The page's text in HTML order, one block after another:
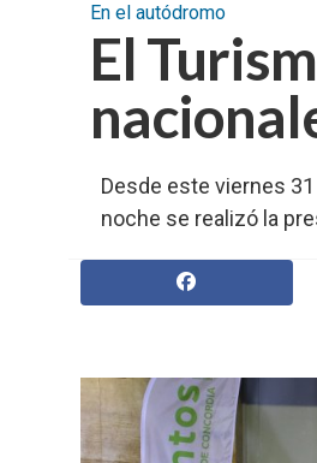
» Locales
» Nacionales
» Provinciales
» Cultura
» Economía
» Espectáculos
» Política
En el autódromo
El
Desde este viernes
noche se realizó la